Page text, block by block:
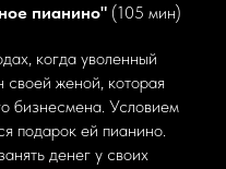
пианино" (105 мин)
когда уволенный
своей женой, которая
бизнесмена. Условием
подарок ей пианино.
денег у своих